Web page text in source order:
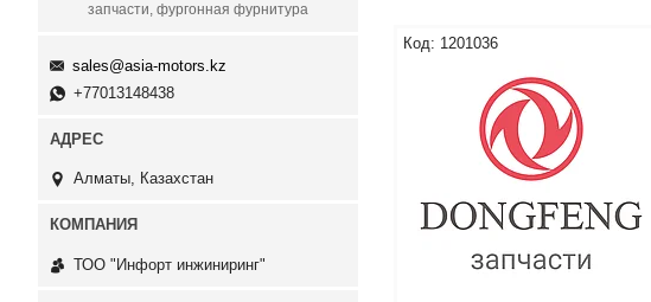
1201036
запчасти, фургонная фурнитура
sales@asia-motors.kz
+77013148438
Алматы, Казахстан
ТОО "Инфорт инжиниринг"